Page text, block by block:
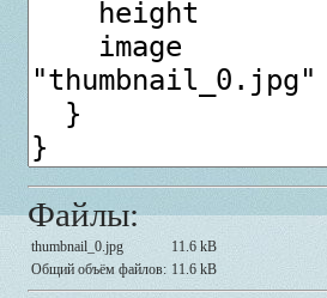
Файлы:
thumbnail_0.jpg
11.6 kB
Общий объём файлов: 11.6 kB